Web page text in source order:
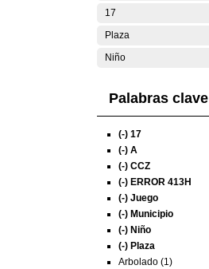
17
Plaza
Niño
Palabras clave
(-) 17
(-) A
(-) CCZ
(-) ERROR 413H
(-) Juego
(-) Municipio
(-) Niño
(-) Plaza
Arbolado (1)